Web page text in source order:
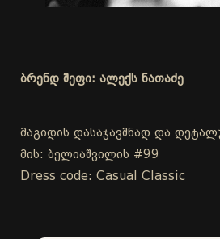
ბრენდ შეფი: ალექს ნათაძე
მაგიდის დასაჯავშნად და
მის: ბელიაშვილის #99
Dress code: Casual Classic